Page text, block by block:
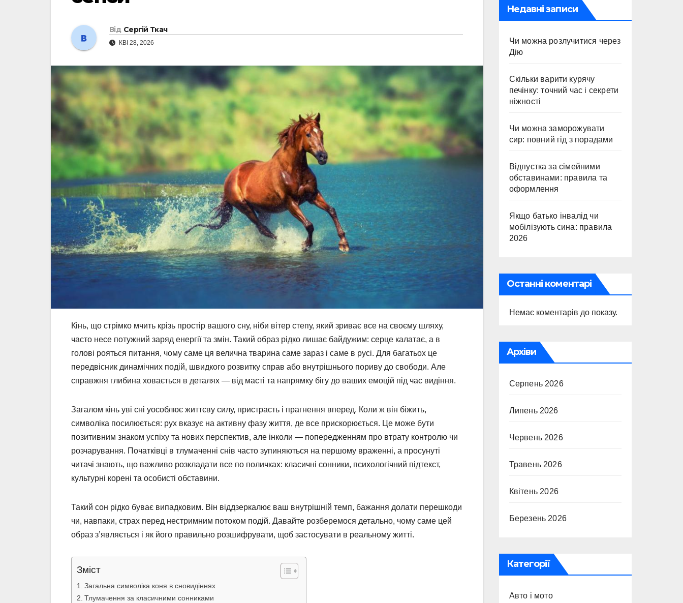
Від Сергій Ткач
КВІ 28, 2026
Кінь, що стрімко мчить крізь простір вашого сну, ніби вітер степу, який зриває все на своєму шляху,
часто несе потужний заряд енергії та змін. Такий образ рідко лишає байдужим: серце калатає, а в
голові рояться питання, чому саме ця велична тварина саме зараз і саме в русі. Для багатьох це
передвісник динамічних подій, швидкого розвитку справ або внутрішнього пориву до свободи. Але
справжня глибина ховається в деталях — від масті та напрямку бігу до ваших емоцій під час видіння.
Загалом кінь уві сні уособлює життєву силу, пристрасть і прагнення вперед. Коли ж він біжить,
символіка посилюється: рух вказує на активну фазу життя, де все прискорюється. Це може бути
позитивним знаком успіху та нових перспектив, але інколи — попередженням про втрату контролю чи
розчарування. Початківці в тлумаченні снів часто зупиняються на першому враженні, а просунуті
читачі знають, що важливо розкладати все по поличках: класичні сонники, психологічний підтекст,
культурні корені та особисті обставини.
Такий сон рідко буває випадковим. Він віддзеркалює ваш внутрішній темп, бажання долати перешкоди
чи, навпаки, страх перед нестримним потоком подій. Давайте розберемося детально, чому саме цей
образ з’являється і як його правильно розшифрувати, щоб застосувати в реальному житті.
Зміст
Загальна символіка коня в сновидіннях
Тлумачення за класичними сонниками
Недавні записи
Чи можна розлучитися через
Дію
Скільки варити курячу
печінку: точний час і секрети
ніжності
Чи можна заморожувати
сир: повний гід з порадами
Відпустка за сімейними
обставинами: правила та
оформлення
Якщо батько інвалід чи
мобілізують сина: правила
2026
Останні коментарі
Немає коментарів до показу.
Архіви
Серпень 2026
Липень 2026
Червень 2026
Травень 2026
Квітень 2026
Березень 2026
Категорії
Авто і мото